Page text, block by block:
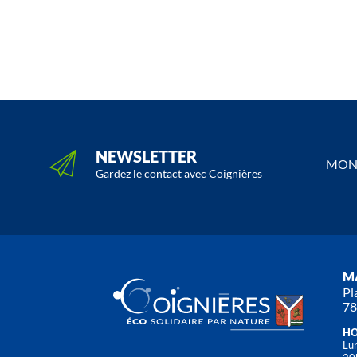
NEWSLETTER
Gardez le contact avec Coignières